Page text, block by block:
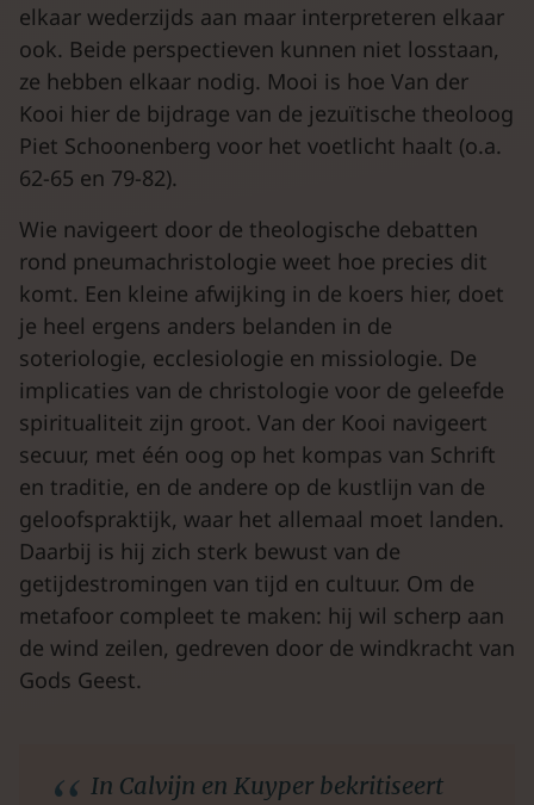
elkaar wederzijds aan maar interpreteren elkaar
ook. Beide perspectieven kunnen niet losstaan,
ze hebben elkaar nodig. Mooi is hoe Van der
Kooi hier de bijdrage van de jezuïtische theoloog
Piet Schoonenberg voor het voetlicht haalt (o.a.
62-65 en 79-82).
Wie navigeert door de theologische debatten
rond pneumachristologie weet hoe precies dit
komt. Een kleine afwijking in de koers hier, doet
je heel ergens anders belanden in de
soteriologie, ecclesiologie en missiologie. De
implicaties van de christologie voor de geleefde
spiritualiteit zijn groot. Van der Kooi navigeert
secuur, met één oog op het kompas van Schrift
en traditie, en de andere op de kustlijn van de
geloofspraktijk, waar het allemaal moet landen.
Daarbij is hij zich sterk bewust van de
getijdestromingen van tijd en cultuur. Om de
metafoor compleet te maken: hij wil scherp aan
de wind zeilen, gedreven door de windkracht van
Gods Geest.
In Calvijn en Kuyper bekritiseert